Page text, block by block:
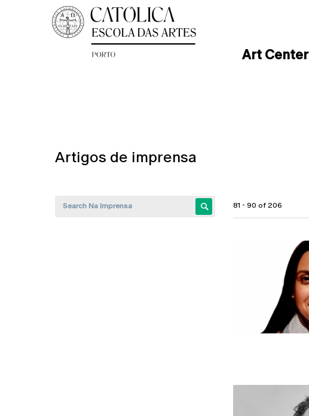
Art Center
Artigos de imprensa
81 - 90 of 206